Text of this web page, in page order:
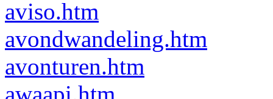
aviso.htm
avondwandeling.htm
avonturen.htm
awaapi.htm